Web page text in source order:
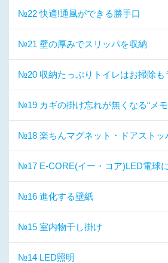
№22 快適!通風ができる勝手口
№21 壁の厚みでスリッパを収納
№20 収納たっぷりトイレはお掃除も
№19 カギの掛け忘れが無くなる“メ
№18 楽ちんマグネット・ドアストッ
№17 E-CORE(イー・コア)LED電球
№16 進化する壁紙
№15 室内物干し掛け
№14 LED照明